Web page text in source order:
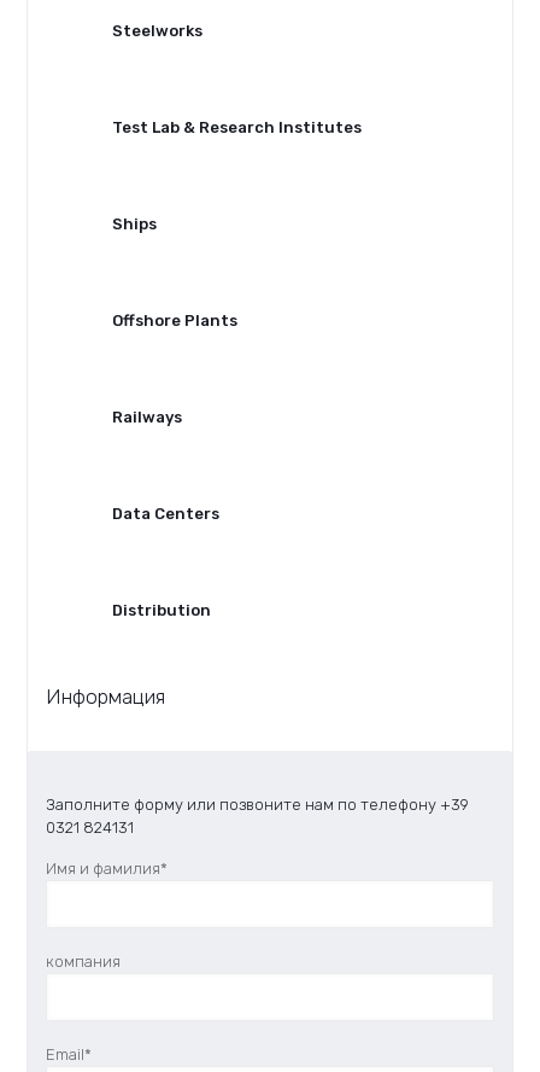
Steelworks
Test Lab & Research Institutes
Ships
Offshore Plants
Railways
Data Centers
Distribution
Информация
Заполните форму или позвоните нам по телефону +39
0321 824131
Имя и фамилия*
компания
Email*